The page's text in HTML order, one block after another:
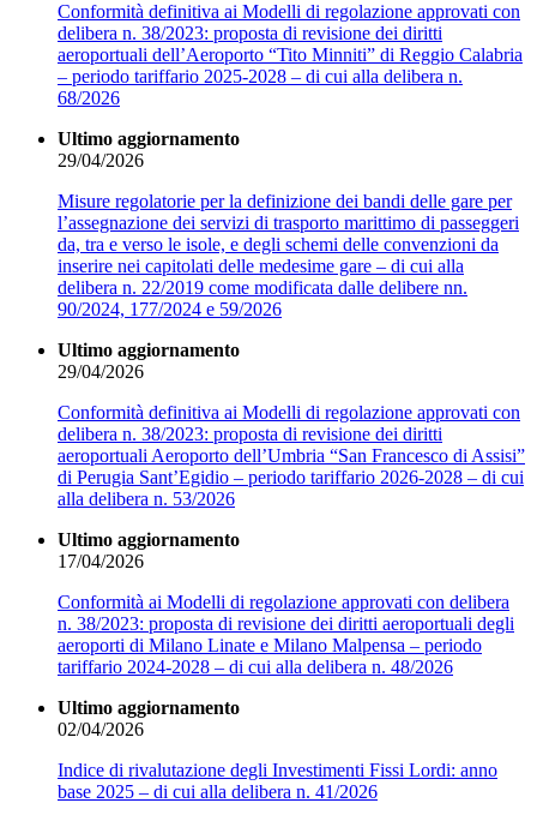
Conformità definitiva ai Modelli di regolazione approvati con
delibera n. 38/2023: proposta di revisione dei diritti
aeroportuali dell’Aeroporto “Tito Minniti” di Reggio Calabria
– periodo tariffario 2025-2028 – di cui alla delibera n.
68/2026
Ultimo aggiornamento
29/04/2026
Misure regolatorie per la definizione dei bandi delle gare per
l’assegnazione dei servizi di trasporto marittimo di passeggeri
da, tra e verso le isole, e degli schemi delle convenzioni da
inserire nei capitolati delle medesime gare – di cui alla
delibera n. 22/2019 come modificata dalle delibere nn.
90/2024, 177/2024 e 59/2026
Ultimo aggiornamento
29/04/2026
Conformità definitiva ai Modelli di regolazione approvati con
delibera n. 38/2023: proposta di revisione dei diritti
aeroportuali Aeroporto dell’Umbria “San Francesco di Assisi”
di Perugia Sant’Egidio – periodo tariffario 2026-2028 – di cui
alla delibera n. 53/2026
Ultimo aggiornamento
17/04/2026
Conformità ai Modelli di regolazione approvati con delibera
n. 38/2023: proposta di revisione dei diritti aeroportuali degli
aeroporti di Milano Linate e Milano Malpensa – periodo
tariffario 2024-2028 – di cui alla delibera n. 48/2026
Ultimo aggiornamento
02/04/2026
Indice di rivalutazione degli Investimenti Fissi Lordi: anno
base 2025 – di cui alla delibera n. 41/2026